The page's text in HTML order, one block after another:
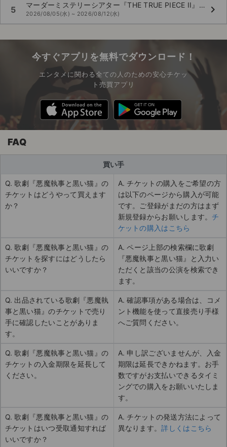
5 マーダーミステリーシアター『THE TRUE PIECE II』東京公演
2026/08/05(水) ~ 2026/08/12(水) keyboard_arrow_right
今すぐアプリを無料でダウンロード！
エンタメに関わる全ての人のための安心チケッ
ト売買アプリ
FAQ
買い手
Q. 歌劇『悪魔執事と黒い猫』の
チケットはどうやって買えます
か？
A. チケットの購入をご希望の方
は以下のページから購入が可能
です。ご登録がまだの方はまず
新規登録からお願いします。 チ
ケットの購入はこちら
Q. 歌劇『悪魔執事と黒い猫』の
チケットを探すにはどうしたら
いいですか？
A. ページ上部の検索欄に歌劇
『悪魔執事と黒い猫』と入力い
ただくと該当の公演を検索でき
ます。
Q. 出品されている歌劇『悪魔執
事と黒い猫』のチケットで売り
手に確認したいことがありま
す。
A. 確認事項がある場合は、コメ
ント機能を使って直接売り手様
へご質問ください。
Q. 歌劇『悪魔執事と黒い猫』の
チケットの入金期限を延長して
ください。
A. 申し訳ございませんが、入金
期限は延長できかねます。お手
数ですがお支払いできるタイミ
ングでの購入をお願いいたしま
す。
Q. 歌劇『悪魔執事と黒い猫』の
チケットはいつ受取通知すれば
いいですか？
A. チケットの発送方法によって
異なります。詳しくはこちら